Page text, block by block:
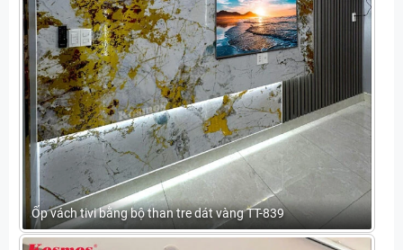
Ốp vách tivi bằng bộ than tre dát vàng TT-839